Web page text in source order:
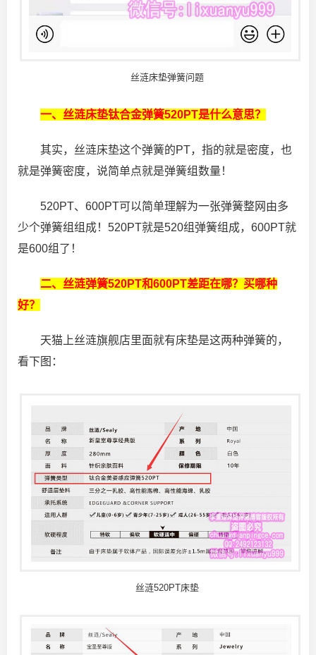
丝涟床垫弹簧问题
一、丝涟床垫钛合金弹簧520PT是什么意思？
其实，丝涟床垫这个弹簧的PT，指的就是密度，也
就是弹簧密度，说简单点就是弹簧组数量！
520PT、600PT可以简单理解为一张弹簧整网由多
少个弹簧组组成！520PT就是520组弹簧组成，600PT就
是600组了！
二、丝涟弹簧520PT和600PT差距在哪？买哪种
好？
天猫上丝涟旗舰店里面就有床垫是这两种弹簧的，
看下图：
丝涟520PT床垫